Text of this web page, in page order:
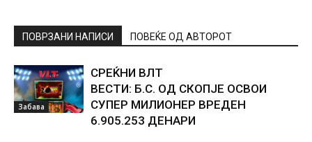
ПОВРЗАНИ НАПИСИ ПОВЕЌЕ ОД АВТОРОТ
Забава
СРЕЌНИ ВЛТ
ВЕСТИ: Б.С. ОД СКОПЈЕ ОСВОИ
СУПЕР МИЛИОНЕР ВРЕДЕН
6.905.253 ДЕНАРИ